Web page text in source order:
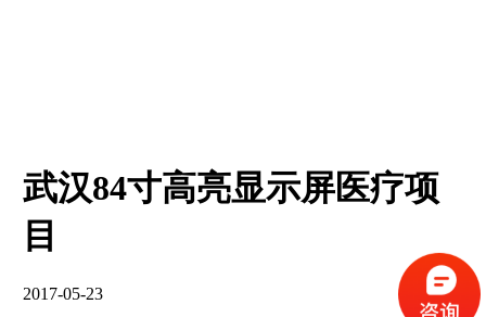
武汉84寸高亮显示屏医疗项
目
2017-05-23